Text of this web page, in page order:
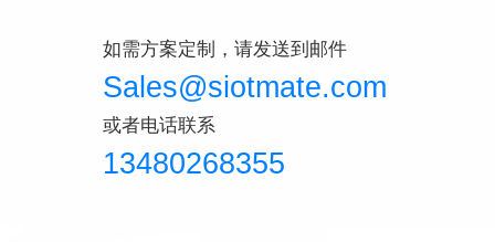
如需方案定制，请发送到邮件
Sales@siotmate.com
或者电话联系
13480268355